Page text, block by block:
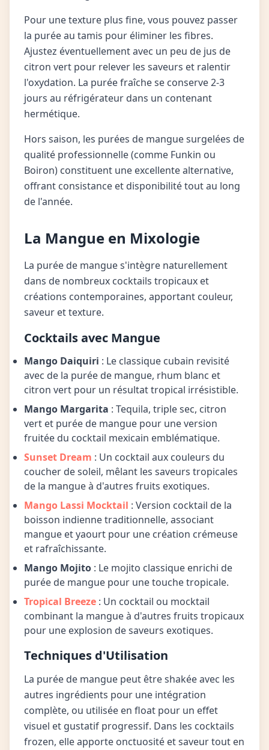
Pour une texture plus fine, vous pouvez passer
la purée au tamis pour éliminer les fibres.
Ajustez éventuellement avec un peu de jus de
citron vert pour relever les saveurs et ralentir
l'oxydation. La purée fraîche se conserve 2-3
jours au réfrigérateur dans un contenant
hermétique.
Hors saison, les purées de mangue surgelées de
qualité professionnelle (comme Funkin ou
Boiron) constituent une excellente alternative,
offrant consistance et disponibilité tout au long
de l'année.
La Mangue en Mixologie
La purée de mangue s'intègre naturellement
dans de nombreux cocktails tropicaux et
créations contemporaines, apportant couleur,
saveur et texture.
Cocktails avec Mangue
Mango Daiquiri : Le classique cubain revisité
avec de la purée de mangue, rhum blanc et
citron vert pour un résultat tropical irrésistible.
Mango Margarita : Tequila, triple sec, citron
vert et purée de mangue pour une version
fruitée du cocktail mexicain emblématique.
Sunset Dream : Un cocktail aux couleurs du
coucher de soleil, mêlant les saveurs tropicales
de la mangue à d'autres fruits exotiques.
Mango Lassi Mocktail : Version cocktail de la
boisson indienne traditionnelle, associant
mangue et yaourt pour une création crémeuse
et rafraîchissante.
Mango Mojito : Le mojito classique enrichi de
purée de mangue pour une touche tropicale.
Tropical Breeze : Un cocktail ou mocktail
combinant la mangue à d'autres fruits tropicaux
pour une explosion de saveurs exotiques.
Techniques d'Utilisation
La purée de mangue peut être shakée avec les
autres ingrédients pour une intégration
complète, ou utilisée en float pour un effet
visuel et gustatif progressif. Dans les cocktails
frozen, elle apporte onctuosité et saveur tout en